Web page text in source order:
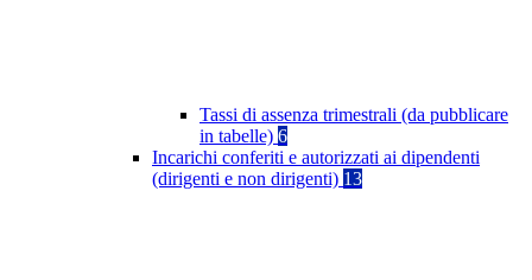
Tassi di assenza trimestrali (da pubblicare
in tabelle) 6
Incarichi conferiti e autorizzati ai dipendenti
(dirigenti e non dirigenti) 13